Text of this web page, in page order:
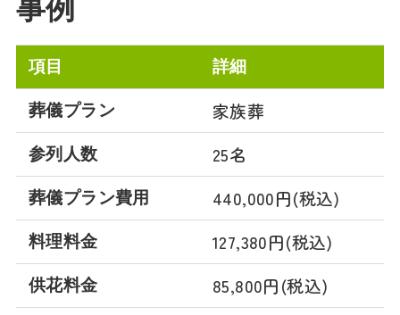
事例
項目 詳細
葬儀プラン 家族葬
参列人数 25名
葬儀プラン費用 440,000円(税込)
料理料金 127,380円(税込)
供花料金 85,800円(税込)